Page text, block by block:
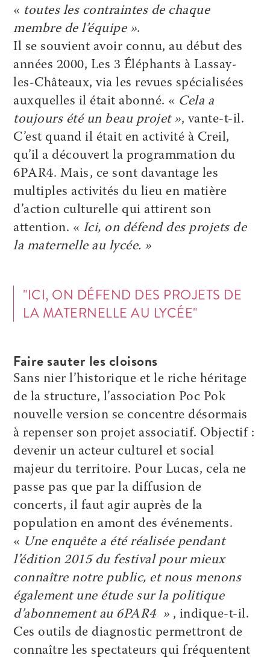
« toutes les contraintes de chaque
membre de l’équipe ».
Il se souvient avoir connu, au début des
années 2000, Les 3 Éléphants à Lassay-
les-Châteaux, via les revues spécialisées
auxquelles il était abonné. « Cela a
toujours été un beau projet », vante-t-il.
C’est quand il était en activité à Creil,
qu’il a découvert la programmation du
6PAR4. Mais, ce sont davantage les
multiples activités du lieu en matière
d’action culturelle qui attirent son
attention. « Ici, on défend des projets de
la maternelle au lycée. »
"ICI, ON DÉFEND DES PROJETS DE
LA MATERNELLE AU LYCÉE"
Faire sauter les cloisons
Sans nier l’historique et le riche héritage
de la structure, l’association Poc Pok
nouvelle version se concentre désormais
à repenser son projet associatif. Objectif :
devenir un acteur culturel et social
majeur du territoire. Pour Lucas, cela ne
passe pas que par la diffusion de
concerts, il faut agir auprès de la
population en amont des événements.
« Une enquête a été réalisée pendant
l’édition 2015 du festival pour mieux
connaître notre public, et nous menons
également une étude sur la politique
d’abonnement au 6PAR4 » , indique-t-il.
Ces outils de diagnostic permettront de
connaître les spectateurs qui fréquentent